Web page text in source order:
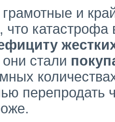
грамотные и
катастрофа
они стали
перепродать